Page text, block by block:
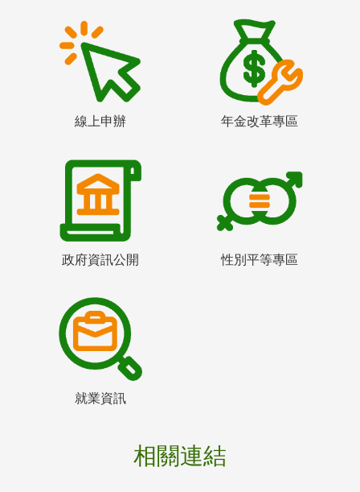
線上申辦 年金改革專區
政府資訊公開 性別平等專區
就業資訊
相關連結